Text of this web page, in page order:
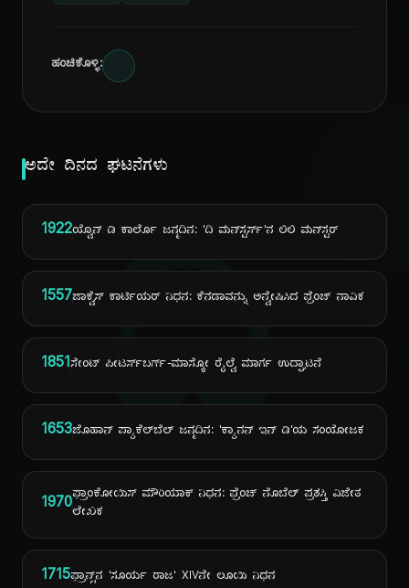
ದಿ
ಹಂಚಿಕೊಳ್ಳಿ:
ಅದೇ ದಿನದ ಘಟನೆಗಳು
1922ಯ್ವೊನ್ ಡಿ ಕಾರ್ಲೊ ಜನ್ಮದಿನ: 'ದಿ ಮನ್‌ಸ್ಟರ್ಸ್'ನ ಲಿಲಿ ಮನ್‌ಸ್ಟರ್
1557ಜಾಕ್ವೆಸ್ ಕಾರ್ಟಿಯರ್ ನಿಧನ: ಕೆನಡಾವನ್ನು ಅನ್ವೇಷಿಸಿದ ಫ್ರೆಂಚ್ ನಾವಿಕ
1851ಸೇಂಟ್ ಪೀಟರ್ಸ್‌ಬರ್ಗ್-ಮಾಸ್ಕೋ ರೈಲ್ವೆ ಮಾರ್ಗ ಉದ್ಘಾಟನೆ
1653ಜೊಹಾನ್ ಪ್ಯಾಕೆಲ್‌ಬೆಲ್ ಜನ್ಮದಿನ: 'ಕ್ಯಾನನ್ ಇನ್ ಡಿ'ಯ ಸಂಯೋಜಕ
1970ಫ್ರಾಂಕೋಯಿಸ್ ಮೌರಿಯಾಕ್ ನಿಧನ: ಫ್ರೆಂಚ್ ನೊಬೆಲ್ ಪ್ರಶಸ್ತಿ ವಿಜೇತ
ಲೇಖಕ
1715ಫ್ರಾನ್ಸ್‌ನ 'ಸೂರ್ಯ ರಾಜ' XIVನೇ ಲೂಯಿ ನಿಧನ